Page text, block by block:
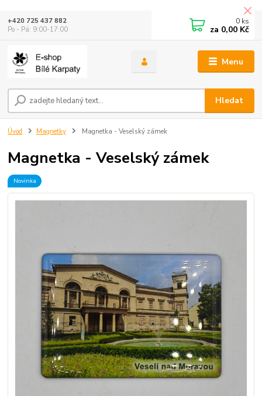
Menu
Hledat
+420 725 437 882
Po - Pá: 9:00-17:00
0 ks
za 0,00 Kč
Úvod Magnetky Magnetka - Veselský zámek
Magnetka - Veselský zámek
Novinka